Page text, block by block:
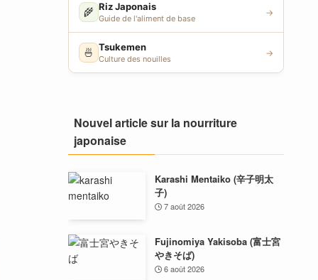
🌾 Riz Japonais
Guide de l'aliment de base
→
🍜 Tsukemen
Culture des nouilles
→
Nouvel article sur la nourriture
japonaise
Karashi Mentaiko (辛子明太
子)
7 août 2026
Fujinomiya Yakisoba (富士宮
やきそば)
6 août 2026